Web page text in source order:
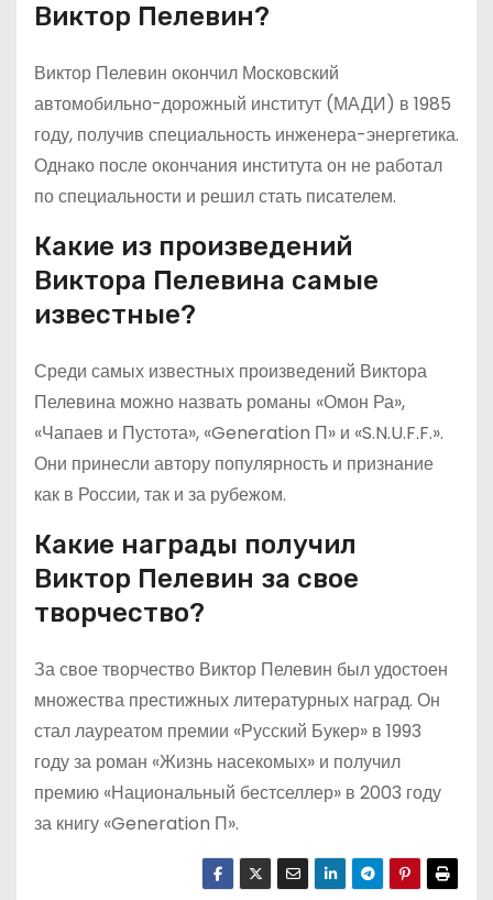
Виктор Пелевин?
Виктор Пелевин окончил Московский
автомобильно-дорожный институт (МАДИ) в 1985
году, получив специальность инженера-энергетика.
Однако после окончания института он не работал
по специальности и решил стать писателем.
Какие из произведений
Виктора Пелевина самые
известные?
Среди самых известных произведений Виктора
Пелевина можно назвать романы «Омон Ра»,
«Чапаев и Пустота», «Generation П» и «S.N.U.F.F.».
Они принесли автору популярность и признание
как в России, так и за рубежом.
Какие награды получил
Виктор Пелевин за свое
творчество?
За свое творчество Виктор Пелевин был удостоен
множества престижных литературных наград. Он
стал лауреатом премии «Русский Букер» в 1993
году за роман «Жизнь насекомых» и получил
премию «Национальный бестселлер» в 2003 году
за книгу «Generation П».